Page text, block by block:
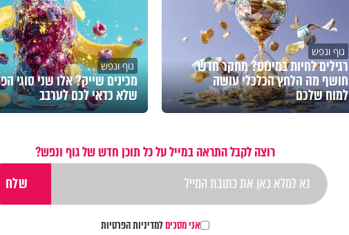
גוף ונפש
רגילים לחיות במינוס? מחקר חדש
חושף מה הלחץ הכלכלי עושה
למוח שלכם
גוף ונפש
מכינים שייק? אלו שני סוגי
שלא כדאי לכם לערבב
רוצה לקבל התראה במייל על כל תוכן חדש של גוף ונפש?
אני מסכיםלמדיניות הפרטיות